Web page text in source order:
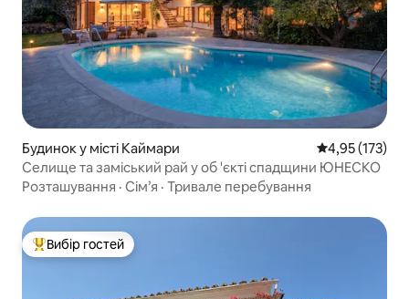
Будинок у місті Каймари Середня
4,95 (173)
Селище та заміський рай у об 'єкті спадщини ЮНЕСКО
Розташування · Сім’я · Тривале перебування
Топ вибір гостей
Вибір гостей